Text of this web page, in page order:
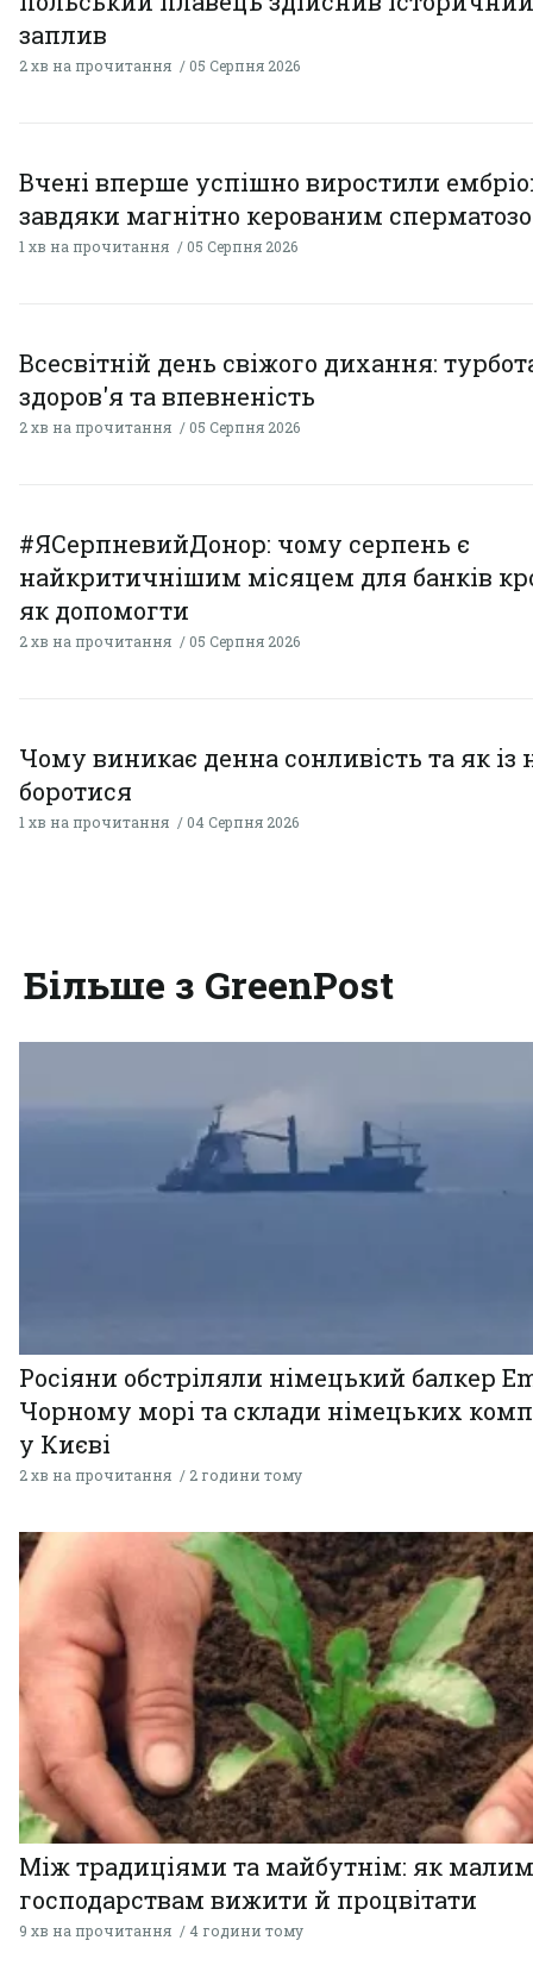
заплив
2 хв на прочитання 05 Серпня 2026
Вчені вперше успішно виростили
завдяки магнітно керованим
1 хв на прочитання 05 Серпня 2026
Всесвітній день свіжого дихання:
здоров'я та впевненість
2 хв на прочитання 05 Серпня 2026
#ЯСерпневийДонор: чому серпень є
найкритичнішим місяцем для банків
як допомогти
2 хв на прочитання 05 Серпня 2026
Чому виникає денна сонливість та як із
боротися
1 хв на прочитання 04 Серпня 2026
Більше з GreenPost
Росіяни обстріляли німецький балкер
Чорному морі та склади німецьких
у Києві
2 хв на прочитання 2 години тому
Між традиціями та майбутнім: як малим
господарствам вижити й процвітати
9 хв на прочитання 4 години тому